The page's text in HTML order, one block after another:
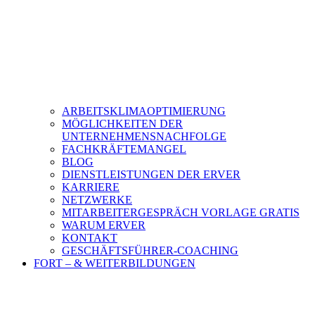
ARBEITSKLIMAOPTIMIERUNG
MÖGLICHKEITEN DER
UNTERNEHMENSNACHFOLGE
FACHKRÄFTEMANGEL
BLOG
DIENSTLEISTUNGEN DER ERVER
KARRIERE
NETZWERKE
MITARBEITERGESPRÄCH VORLAGE GRATIS
WARUM ERVER
KONTAKT
GESCHÄFTSFÜHRER-COACHING
FORT – & WEITERBILDUNGEN